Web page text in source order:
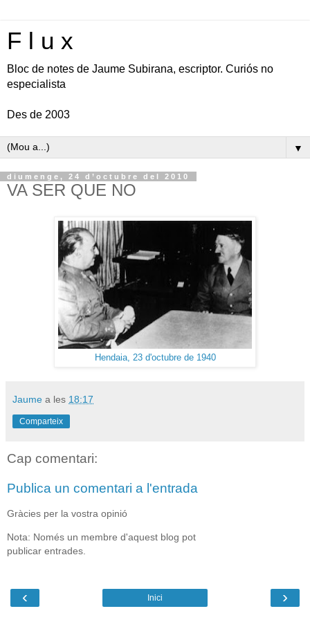
F l u x
Bloc de notes de Jaume Subirana, escriptor. Curiós no
especialista
Des de 2003
▼
diumenge, 24 d’octubre del 2010
VA SER QUE NO
Hendaia, 23 d'octubre de 1940
Jaume a les 18:17
Comparteix
Cap comentari:
Publica un comentari a l'entrada
Gràcies per la vostra opinió
Nota: Només un membre d'aquest blog pot
publicar entrades.
‹ ›
Inici